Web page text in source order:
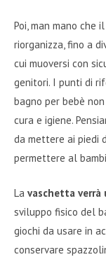
Poi, man mano che
riorganizza, fino a
cui muoversi con
genitori. I punti di
bagno per bebè
cura e igiene.
da mettere ai piedi
permettere al
La vaschetta verrà
sviluppo fisico del
giochi da usare in
conservare